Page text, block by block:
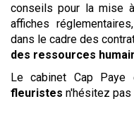
conseils pour la mise
affiches
dans le cadre des
des ressources
Le cabinet Cap
fleuristes n'hésitez pas